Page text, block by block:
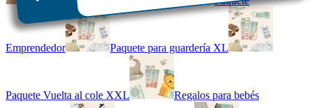
Emprendedor Paquete para guardería XL
Paquete Vuelta al cole XXL Regalos para bebés